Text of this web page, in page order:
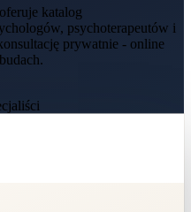
katalog
psychoterapeutów i
prywatnie - online